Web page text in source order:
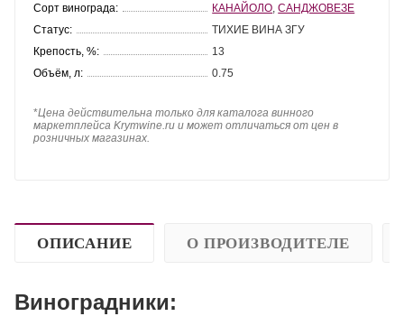
Сорт винограда:
КАНАЙОЛО ,САНДЖОВЕЗЕ
Статус:
ТИХИЕ ВИНА ЗГУ
Крепость, %:
13
Объём, л:
0.75
*Цена действительна только для каталога винного
маркетплейса Krymwine.ru и может отличаться от цен в
розничных магазинах.
ОПИСАНИЕ О ПРОИЗВОДИТЕЛЕ
Виноградники: